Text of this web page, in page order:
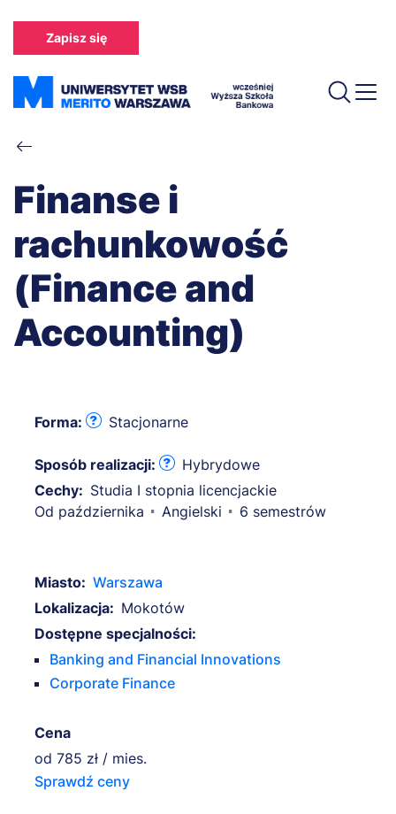
treści
Zapisz się
Ścieżka
nawigacyjna
Finanse i
rachunkowość
(Finance and
Accounting)
Forma: Stacjonarne
Sposób realizacji:
Hybrydowe
Cechy: Studia I stopnia licencjackie
Od października
Angielski 6 semestrów
Miasto: Warszawa
Lokalizacja: Mokotów
Dostępne specjalności:
Banking and Financial Innovations
Corporate Finance
Cena
od 785 zł / mies.
Sprawdź ceny